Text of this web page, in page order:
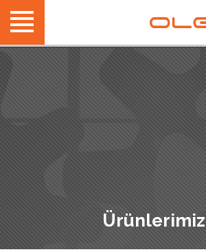
Ürünlerimiz